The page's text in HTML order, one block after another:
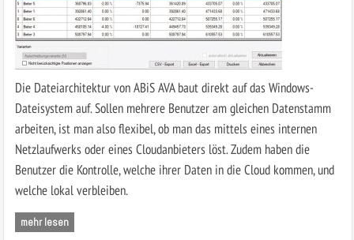
Die Dateiarchitektur von ABiS AVA baut direkt auf das Windows-
Dateisystem auf. Sollen mehrere Benutzer am gleichen Datenstamm
arbeiten, ist man also flexibel, ob man das mittels eines internen
Netzlaufwerks oder eines Cloudanbieters löst. Zudem haben die
Benutzer die Kontrolle, welche ihrer Daten in die Cloud kommen, und
welche lokal verbleiben.
mehr lesen